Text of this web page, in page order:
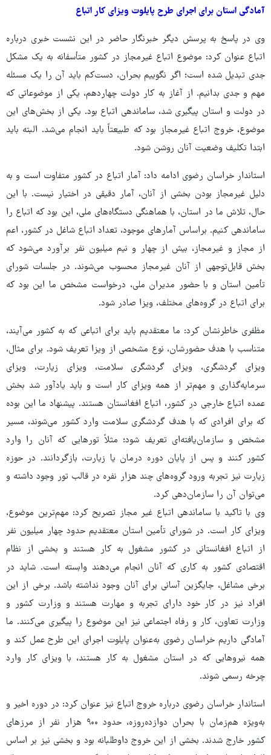
آمادگی استان برای اجرای طرح پایلوت ویزای کار اتباع
وی در پاسخ به پرسش دیگر خبرنگار حاضر در این نشست خبری درباره
اتباع عنوان کرد: موضوع اتباع غیرمجاز در کشور متأسفانه به یک مشکل
جدی تبدیل شده است؛ اگر نگوییم بحران، دست‌کم باید آن را یک مسئله
مهم و جدی بدانیم. از آغاز به کار دولت چهاردهم، یکی از موضوعاتی که
در دولت و استان پیگیری شد، ساماندهی اتباع بود. یکی از بخش‌های این
موضوع، خروج اتباع غیرمجاز بود که طبیعتاً باید انجام می‌شد. البته باید
ابتدا تکلیف وضعیت آنان روشن شود.
استاندار خراسان رضوی ادامه داد: آمار اتباع در کشور متفاوت است و به
دلیل غیرمجاز بودن بخشی از آنان، آمار دقیقی در اختیار نیست. با این
حال، تلاش ما در استان، با هماهنگی دستگاه‌های ملی، این بود که اتباع را
ساماندهی کنیم. براساس آمارهای موجود، تعداد اتباع شاغل در کشور، اعم
از مجاز و غیرمجاز، بیش از چهار و نیم میلیون نفر برآورد می‌شود که
بخش قابل‌توجهی از آنان غیرمجاز محسوب می‌شوند. در جلسات شورای
تأمین استان و با حضور مدیران ملی، درخواست مشخص ما این بود که
برای اتباع در گروه‌های مختلف، ویزا صادر شود.
مظفری خاطرنشان کرد: ما معتقدیم باید برای اتباعی که به کشور می‌آیند،
متناسب با هدف حضورشان، نوع مشخصی از ویزا تعریف شود. برای مثال،
ویزای گردشگری، ویزای گردشگری سلامت، ویزای زیارت، ویزای
سرمایه‌گذاری و مهم‌تر از همه ویزای کار است و باید یادآور شد بخش
عمده اتباع خارجی در کشور، اتباع افغانستان هستند. پیشنهاد ما این بوده
که برای افرادی که با هدف گردشگری سلامت وارد کشور می‌شوند، مسیر
مشخص و سازمان‌یافته‌ای تعریف شود؛ مثلاً تورهایی که آنان را وارد
کشور کنند و پس از پایان دوره درمان یا زیارت، بازگردانند. در حوزه
زیارت نیز تجربه ورود گروه‌های چند هزار نفره در قالب تور وجود داشته و
می‌توان آن را سازمان‌دهی کرد.
وی با تاکید با ساماندهی اتباع غیر مجاز تصریح کرد: مهم‌ترین موضوع،
ویزای کار است. در شورای تأمین استان معتقدیم حدود چهار میلیون نفر
از اتباع افغانستانی در کشور مشغول به کار هستند و بخشی از نظام
اقتصادی کشور به کاری که آنان انجام می‌دهند وابسته است. شاید در
برخی مشاغل، جایگزین آسانی برای آنان وجود نداشته باشد. برخی از این
افراد نیز در کار خود دارای تجربه و مهارت هستند و وزارت کشور و
وزارت تعاون، کار و رفاه اجتماعی نیز این موضوع را پیگیری می‌کنند. ما
آمادگی داریم خراسان رضوی به‌عنوان پایلوت اجرای این طرح عمل کند و
همه نیروهایی که در استان مشغول به کار هستند، با ویزای کار وارد
چرخه رسمی شوند.
استاندار خراسان رضوی درباره خروج اتباع نیز عنوان کرد: در دوره اخیر و
به‌ویژه هم‌زمان با بحران دوازده‌روزه، حدود ۹۰۰ هزار نفر از مرزهای
کشور خارج شدند. بخشی از این خروج داوطلبانه بود و بخشی نیز بر اساس